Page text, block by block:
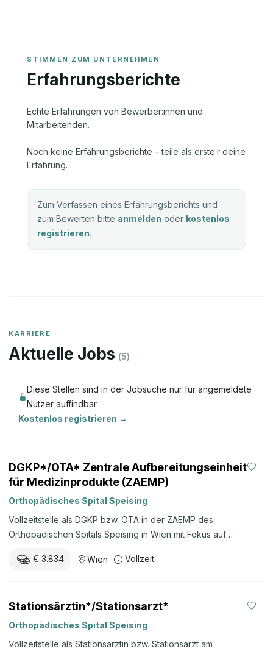
Erfahrungsberichte
Echte Erfahrungen von Bewerber:innen und
Mitarbeitenden.
Noch keine Erfahrungsberichte – teile als erste:r deine
Erfahrung.
Zum Verfassen eines Erfahrungsberichts und
zum Bewerten bitte anmelden oder kostenlos
registrieren.
KARRIERE
Aktuelle Jobs (5)
Diese Stellen sind in der Jobsuche nur für angemeldete
Nutzer auffindbar.
Kostenlos registrieren →
DGKP*/OTA* Zentrale Aufbereitungseinheit
für Medizinprodukte (ZAEMP)
Orthopädisches Spital Speising
Vollzeitstelle als DGKP bzw. OTA in der ZAEMP des
Orthopädischen Spitals Speising in Wien mit Fokus auf
Reparaturmanagement, Lagerverwaltung und Praxisanleitung.
€ 3.834 Wien Vollzeit
Stationsärztin*/Stationsarzt*
Orthopädisches Spital Speising
Vollzeitstelle als Stationsärztin bzw. Stationsarzt am